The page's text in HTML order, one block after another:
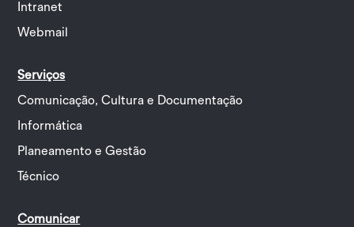
Intranet
Webmail
Serviços
Comunicação, Cultura e Documentação
Informática
Planeamento e Gestão
Técnico
Comunicar